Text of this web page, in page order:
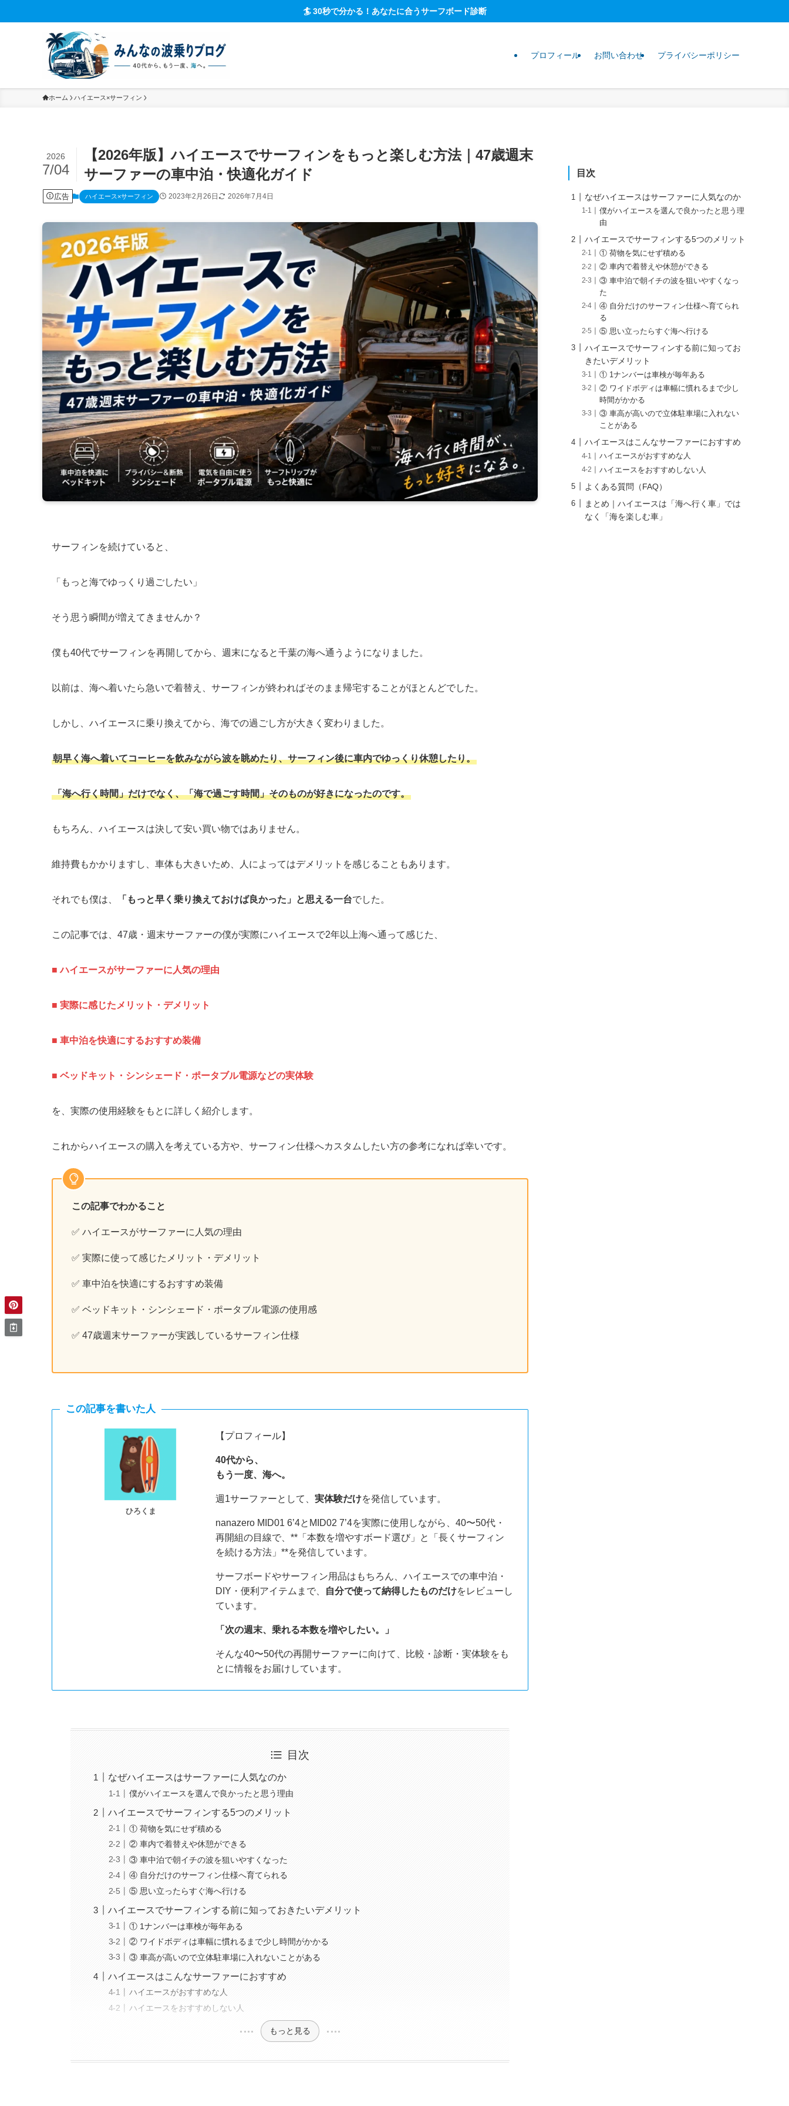
🏄 30秒で分かる！あなたに合うサーフボード診断
プロフィール お問い合わせ プライバシーポリシー
ホーム ハイエース×サーフィン
【2026年版】ハイエースでサーフィンをもっと楽しむ方法｜47歳週末
サーファーの車中泊・快適化ガイド
2026
7/04
広告 ハイエース×サーフィン 2023年2月26日 2026年7月4日
サーフィンを続けていると、
「もっと海でゆっくり過ごしたい」
そう思う瞬間が増えてきませんか？
僕も40代でサーフィンを再開してから、週末になると千葉の海へ通うようになりました。
以前は、海へ着いたら急いで着替え、サーフィンが終わればそのまま帰宅することがほとんどでした。
しかし、ハイエースに乗り換えてから、海での過ごし方が大きく変わりました。
朝早く海へ着いてコーヒーを飲みながら波を眺めたり、サーフィン後に車内でゆっくり休憩したり。
「海へ行く時間」だけでなく、「海で過ごす時間」そのものが好きになったのです。
もちろん、ハイエースは決して安い買い物ではありません。
維持費もかかりますし、車体も大きいため、人によってはデメリットを感じることもあります。
それでも僕は、 「もっと早く乗り換えておけば良かった」と思える一台でした。
この記事では、47歳・週末サーファーの僕が実際にハイエースで2年以上海へ通って感じた、
■ ハイエースがサーファーに人気の理由
■ 実際に感じたメリット・デメリット
■ 車中泊を快適にするおすすめ装備
■ ベッドキット・シンシェード・ポータブル電源などの実体験
を、実際の使用経験をもとに詳しく紹介します。
これからハイエースの購入を考えている方や、サーフィン仕様へカスタムしたい方の参考になれば幸いです。
この記事でわかること
✅ ハイエースがサーファーに人気の理由
✅ 実際に使って感じたメリット・デメリット
✅ 車中泊を快適にするおすすめ装備
✅ ベッドキット・シンシェード・ポータブル電源の使用感
✅ 47歳週末サーファーが実践しているサーフィン仕様
この記事を書いた人
ひろくま
【プロフィール】
40代から、
もう一度、海へ。
週1サーファーとして、 実体験だけを発信しています。
nanazero MID01 6’4とMID02 7’4を実際に使用しながら、40〜50代・
再開組の目線で、**「本数を増やすボード選び」と「長くサーフィン
を続ける方法」**を発信しています。
サーフボードやサーフィン用品はもちろん、ハイエースでの車中泊・
DIY・便利アイテムまで、
自分で使って納得したものだけをレビューし
ています。
「次の週末、乗れる本数を増やしたい。」
そんな40〜50代の再開サーファーに向けて、比較・診断・実体験をも
とに情報をお届けしています。
目次
なぜハイエースはサーファーに人気なのか
僕がハイエースを選んで良かったと思う理由
ハイエースでサーフィンする5つのメリット
① 荷物を気にせず積める
② 車内で着替えや休憩ができる
③ 車中泊で朝イチの波を狙いやすくなった
④ 自分だけのサーフィン仕様へ育てられる
⑤ 思い立ったらすぐ海へ行ける
ハイエースでサーフィンする前に知っておきたいデメリット
① 1ナンバーは車検が毎年ある
② ワイドボディは車幅に慣れるまで少し時間がかかる
③ 車高が高いので立体駐車場に入れないことがある
ハイエースはこんなサーファーにおすすめ
ハイエースがおすすめな人
ハイエースをおすすめしない人
もっと見る
目次
なぜハイエースはサーファーに人気なのか
僕がハイエースを選んで良かったと思う理
由
ハイエースでサーフィンする5つのメリット
① 荷物を気にせず積める
② 車内で着替えや休憩ができる
③ 車中泊で朝イチの波を狙いやすくなっ
た
④ 自分だけのサーフィン仕様へ育てられ
る
⑤ 思い立ったらすぐ海へ行ける
ハイエースでサーフィンする前に知ってお
きたいデメリット
① 1ナンバーは車検が毎年ある
② ワイドボディは車幅に慣れるまで少し
時間がかかる
③ 車高が高いので立体駐車場に入れない
ことがある
ハイエースはこんなサーファーにおすすめ
ハイエースがおすすめな人
ハイエースをおすすめしない人
よくある質問（FAQ）
まとめ｜ハイエースは「海へ行く車」では
なく「海を楽しむ車」